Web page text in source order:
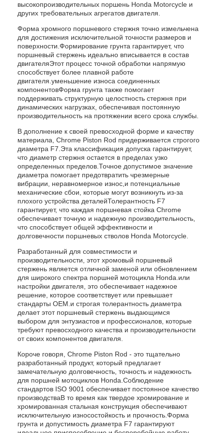
высокопроизводительных поршень Honda Motorcycle и
других требовательных агрегатов двигателя.
Форма хромного поршневого стержня точно измельчена
для достижения исключительной точности размеров и
поверхности.Формирование грунта гарантирует, что
поршневый стержень идеально вписывается в состав
двигателяЭтот процесс точной обработки напрямую
способствует более плавной работе
двигателя.уменьшение износа соединенных
компонентовФорма грунта также помогает
поддерживать структурную целостность стержня при
динамических нагрузках, обеспечивая постоянную
производительность на протяжении всего срока службы.
В дополнение к своей превосходной форме и качеству
материала, Chrome Piston Rod придерживается строгого
диаметра F7.Эта классификация допуска гарантирует,
что диаметр стержня остается в пределах узко
определенных пределов.Точное допустимое значение
диаметра помогает предотвратить чрезмерные
вибрации, неравномерное износ,и потенциальные
механические сбои, которые могут возникнуть из-за
плохого устройства деталейТолерантность F7
гарантирует, что каждая поршневая стойка Chrome
обеспечивает точную и надежную производительность,
что способствует общей эффективности и
долговечности поршневых стволов Honda Motorcycle.
Разработанный для совместимости и
производительности, этот хромовый поршневый
стержень является отличной заменой или обновлением
для широкого спектра поршней мотоцикла Honda.или
настройки двигателя, это обеспечивает надежное
решение, которое соответствует или превышает
стандарты OEM.и строгая толерантность диаметра
делает этот поршневый стержень выдающимся
выбором для энтузиастов и профессионалов, которые
требуют превосходного качества и производительности
от своих компонентов двигателя.
Короче говоря, Chrome Piston Rod - это тщательно
разработанный продукт, который предлагает
замечательную долговечность, точность и надежность
для поршней мотоциклов Honda.Соблюдение
стандартов ISO 9001 обеспечивает постоянное качество
производстваВ то время как твердое хромирование и
хромированная стальная конструкция обеспечивают
исключительную износостойкость и прочность.Форма
грунта и допустимость диаметра F7 гарантируют